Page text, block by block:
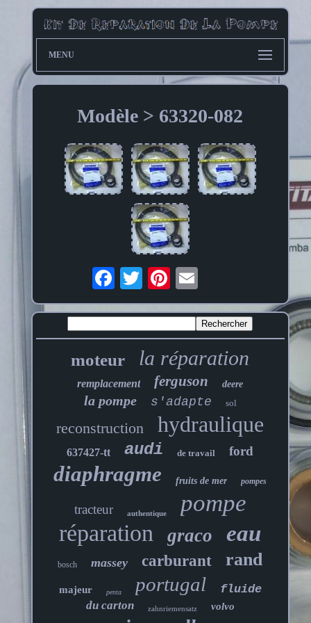
MENU
Modèle > 63320-082
moteur la réparation
remplacement ferguson deere
la pompe s'adapte sol
reconstruction hydraulique
637427-tt audi de travail ford
diaphragme fruits de mer pompes
tracteur authentique pompe
réparation graco eau
bosch massey carburant rand
majeur penta portugal
fluide
du carton
zahnriemensatz volvo